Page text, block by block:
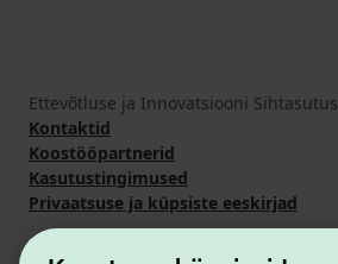
Ettevõtluse ja Innovatsiooni Sihtasutus
Kontaktid
Koostööpartnerid
Kasutustingimused
Privaatsuse ja küpsiste eeskirjad